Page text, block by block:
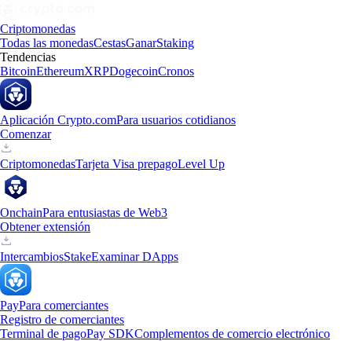
Criptomonedas
Todas las monedasCestasGanarStaking
Tendencias
BitcoinEthereumXRPDogecoinCronos
Aplicación Crypto.comPara usuarios cotidianos
Comenzar
CriptomonedasTarjeta Visa prepagoLevel Up
OnchainPara entusiastas de Web3
Obtener extensión
IntercambiosStakeExaminar DApps
PayPara comerciantes
Registro de comerciantes
Terminal de pagoPay SDKComplementos de comercio electrónico